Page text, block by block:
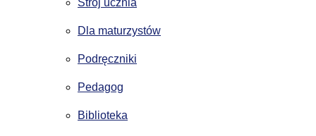
Dla maturzystów
Podręczniki
Pedagog
Biblioteka